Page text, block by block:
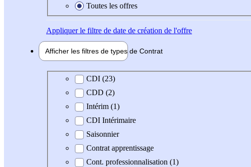
Toutes les offres
Appliquerle filtre de date de création de l'offre
Afficher les filtres de types de Contrat
Type de contratCDI (23)
CDD (2)
Intérim (1)
CDI Intérimaire
Saisonnier
Contrat apprentissage
Cont. professionnalisation (1)